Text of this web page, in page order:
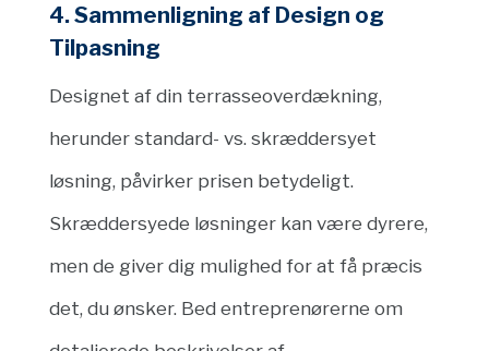
4. Sammenligning af Design og
Tilpasning
Designet af din terrasseoverdækning,
herunder standard- vs. skræddersyet
løsning, påvirker prisen betydeligt.
Skræddersyede løsninger kan være dyrere,
men de giver dig mulighed for at få præcis
det, du ønsker. Bed entreprenørerne om